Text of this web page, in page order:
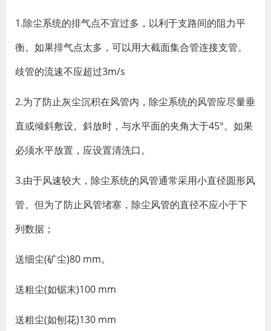
1.除尘系统的排气点不宜过多，以利于支路间的阻力平
衡。如果排气点太多，可以用大截面集合管连接支管。
歧管的流速不应超过3m/s
2.为了防止灰尘沉积在风管内，除尘系统的风管应尽量垂
直或倾斜敷设。斜放时，与水平面的夹角大于45°。如果
必须水平放置，应设置清洗口。
3.由于风速较大，除尘系统的风管通常采用小直径圆形风
管。但为了防止风管堵塞，除尘风管的直径不应小于下
列数据；
送细尘(矿尘)80 mm。
送粗尘(如锯末)100 mm
送粗尘(如刨花)130 mm